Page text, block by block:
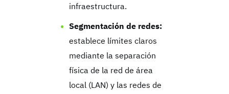
infraestructura.
Segmentación de redes:
establece límites claros
mediante la separación
física de la red de área
local (LAN) y las redes de